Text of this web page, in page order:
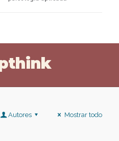
Autores Mostrar todo